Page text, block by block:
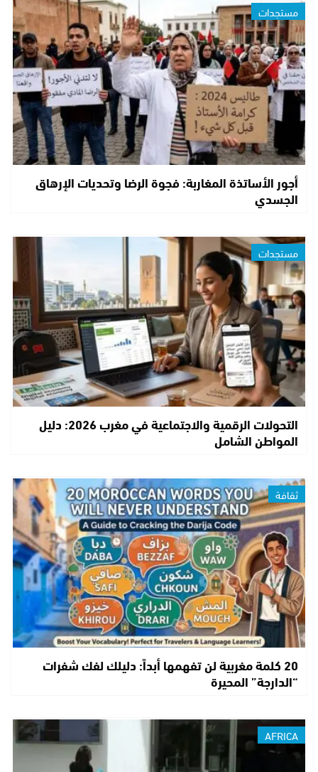
مستجدات
أجور الأساتذة المغاربة: فجوة الرضا وتحديات الإرهاق
الجسدي
مستجدات
التحولات الرقمية والاجتماعية في مغرب 2026: دليل
المواطن الشامل
ثقافة
20 كلمة مغربية لن تفهمها أبداً: دليلك لفك شفرات
“الدارجة” المحيرة
AFRICA